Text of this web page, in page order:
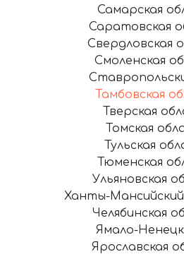
Самарская
Саратовская
Свердловская
Смоленская
Тамбовская
Тверская
Томская
Тульская
Тюменская
Ульяновская
Ханты-
Челябинская
Ямало-
Ярославская